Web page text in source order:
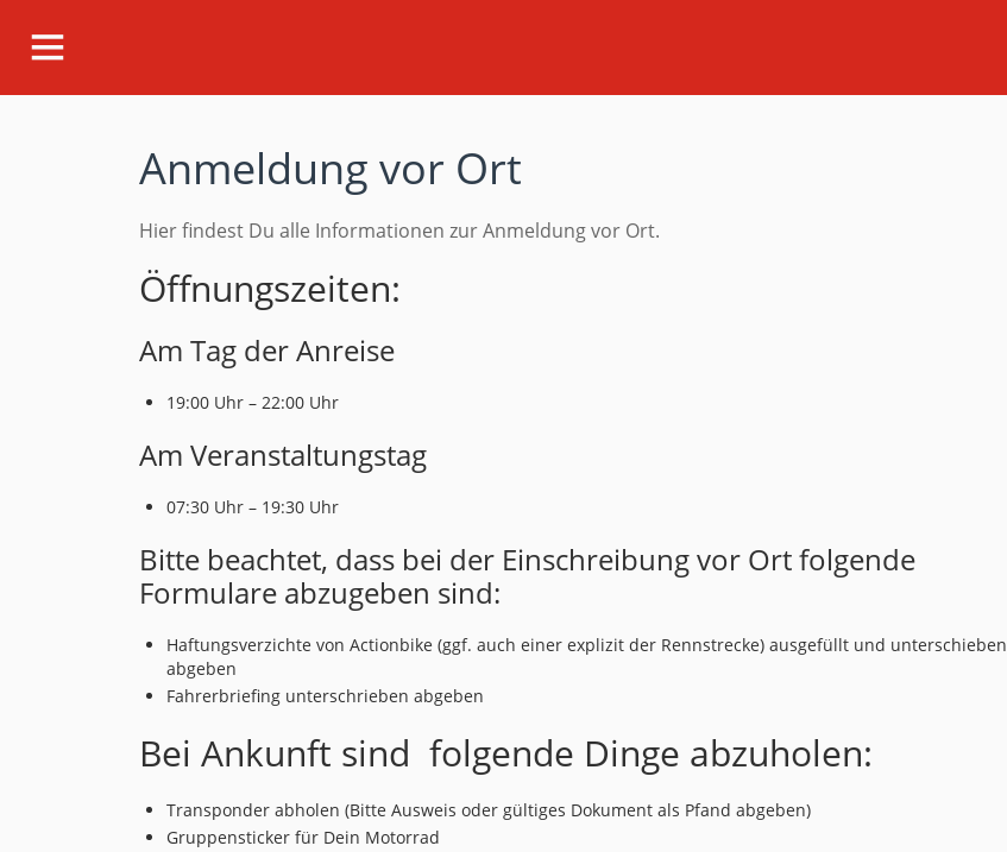
Anmeldung vor Ort
Hier findest Du alle Informationen zur Anmeldung vor Ort.
Öffnungszeiten:
Am Tag der Anreise
19:00 Uhr – 22:00 Uhr
Am Veranstaltungstag
07:30 Uhr – 19:30 Uhr
Bitte beachtet, dass bei der Einschreibung vor Ort folgende
Formulare abzugeben sind:
Haftungsverzichte von Actionbike (ggf. auch einer explizit der Rennstrecke) ausgefüllt und unterschieben
abgeben
Fahrerbriefing unterschrieben abgeben
Bei Ankunft sind folgende Dinge abzuholen:
Transponder abholen (Bitte Ausweis oder gültiges Dokument als Pfand abgeben)
Gruppensticker für Dein Motorrad